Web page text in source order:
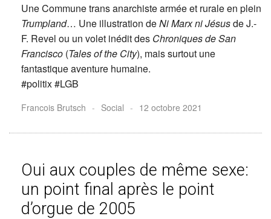
Une Commune trans anarchiste armée et rurale en plein
Trumpland… Une illustration deNi Marx ni Jésusde J.-
F. Revel ou un volet inédit des Chroniques de San
Francisco (Tales of the City), mais surtout une
fantastique aventure humaine.
#politix #LGB
Francois Brutsch - Social - 12 octobre 2021
Oui aux couples de même sexe:
un point final après le point
d’orgue de 2005